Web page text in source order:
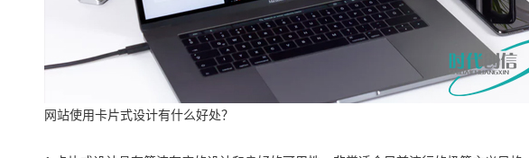
网站使用卡片式设计有什么好处？